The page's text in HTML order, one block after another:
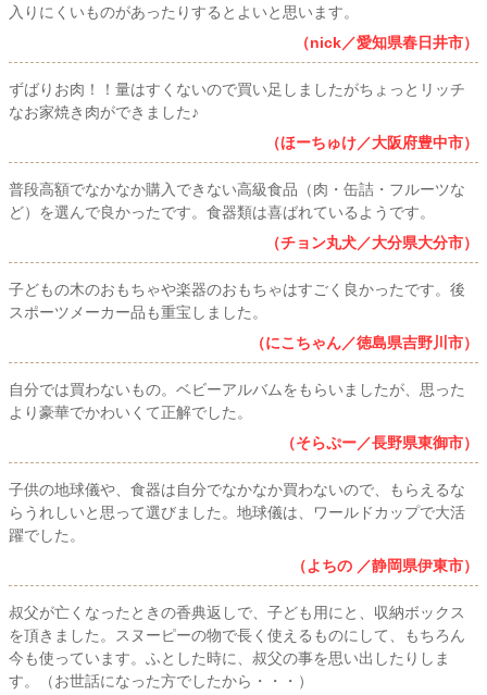
入りにくいものがあったりするとよいと思います。
（nick／愛知県春日井市）
ずばりお肉！！量はすくないので買い足しましたがちょっとリッチ
なお家焼き肉ができました♪
（ほーちゅけ／大阪府豊中市）
普段高額でなかなか購入できない高級食品（肉・缶詰・フルーツな
ど）を選んで良かったです。食器類は喜ばれているようです。
（チョン丸犬／大分県大分市）
子どもの木のおもちゃや楽器のおもちゃはすごく良かったです。後
スポーツメーカー品も重宝しました。
（にこちゃん／徳島県吉野川市）
自分では買わないもの。ベビーアルバムをもらいましたが、思った
より豪華でかわいくて正解でした。
（そらぷー／長野県東御市）
子供の地球儀や、食器は自分でなかなか買わないので、もらえるな
らうれしいと思って選びました。地球儀は、ワールドカップで大活
躍でした。
（よちの ／静岡県伊東市）
叔父が亡くなったときの香典返しで、子ども用にと、収納ボックス
を頂きました。スヌーピーの物で長く使えるものにして、もちろん
今も使っています。ふとした時に、叔父の事を思い出したりしま
す。（お世話になった方でしたから・・・）